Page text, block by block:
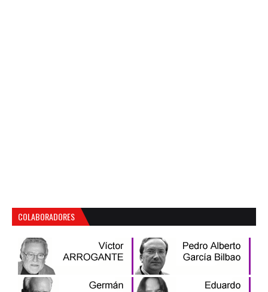
COLABORADORES